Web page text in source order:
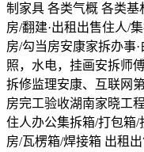
制家具 各类气概 各类
房/翻建·出租出售住人/
房/勾当房安康家拆办事
照，水电，挂画安拆师
拆修监理安康、互联网
房完工验收湖南家晓工
住人办公集拆箱/打包箱
房/瓦楞箱/焊接箱 出租